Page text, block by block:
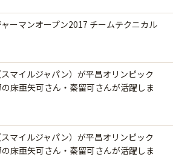
ーマンオープン2017 チームテクニカル
マイルジャパン）が平昌オリンピック
床亜矢可さん・秦留可さんが活躍しま
マイルジャパン）が平昌オリンピック
床亜矢可さん・秦留可さんが活躍しま